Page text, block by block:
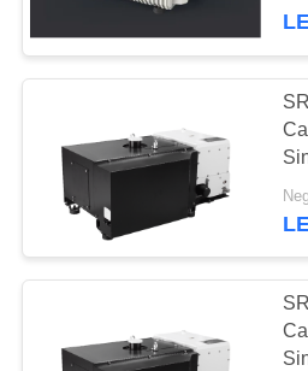
LA
QUALITÉ
NOUS
CONTACTER
DEMANDEZ
de vis
enracine la
vide